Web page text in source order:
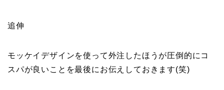
追伸
モッケイデザインを使って外注したほうが圧倒的にコ
スパが良いことを最後にお伝えしておきます(笑)